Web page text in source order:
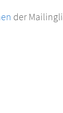
der